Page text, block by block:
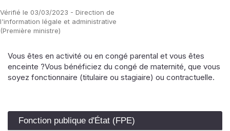
Vérifié le 03/03/2023 - Direction de
l'information légale et administrative
(Première ministre)
Vous êtes en activité ou en congé parental et vous êtes
enceinte ?Vous bénéficiez du congé de maternité, que vous
soyez fonctionnaire (titulaire ou stagiaire) ou contractuelle.
Fonction publique d'État (FPE)